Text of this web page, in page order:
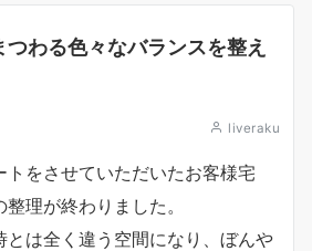
わる色々なバランスを整え
liveraku
トをさせていただいたお客様宅
理が終わりました。
とは全く違う空間になり、ぼんや